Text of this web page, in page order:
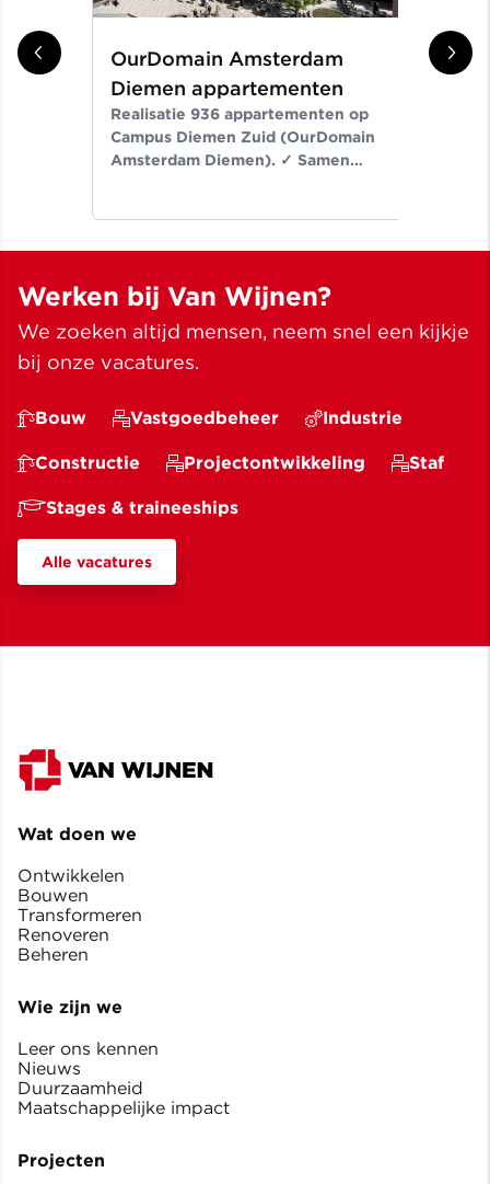
OurDomain Amsterdam
Diemen appartementen
Realisatie 936 appartementen op
Campus Diemen Zuid (OurDomain
Amsterdam Diemen). ✓ Samen
Werken bij Van Wijnen?
We zoeken altijd mensen, neem snel een kijkje
bij onze vacatures.
Bouw Vastgoedbeheer Industrie
Constructie Projectontwikkeling Staf
Stages & traineeships
Alle vacatures
Wat doen we
Ontwikkelen
Bouwen
Transformeren
Renoveren
Beheren
Wie zijn we
Leer ons kennen
Nieuws
Duurzaamheid
Maatschappelijke impact
Projecten